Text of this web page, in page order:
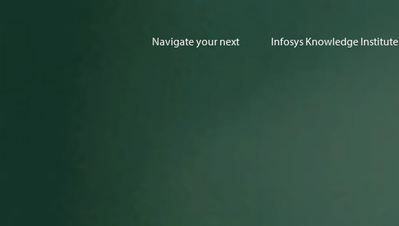
Navigate your next Infosys Knowledge Institute